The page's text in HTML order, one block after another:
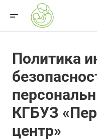
Политика
КГБУЗ
центр»